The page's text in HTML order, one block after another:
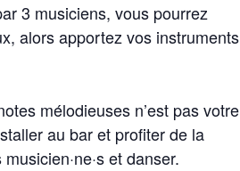
3 musiciens, vous pourrez
alors apportez vos instruments
mélodieuses n’est pas votre
au bar et profiter de la
et danser.